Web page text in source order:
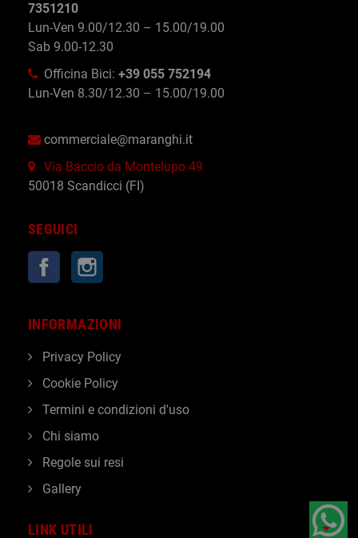
7351210
Lun-Ven 9.00/12.30 – 15.00/19.00
Sab 9.00-12.30
Officina Bici: +39 055 752194
Lun-Ven 8.30/12.30 – 15.00/19.00
commerciale@maranghi.it
Via Baccio da Montelupo 49
50018 Scandicci (FI)
SEGUICI
Facebook
LINK UTILI
INFORMAZIONI
Privacy Policy
Cookie Policy
Termini e condizioni d'uso
Chi siamo
Regole sui resi
Gallery